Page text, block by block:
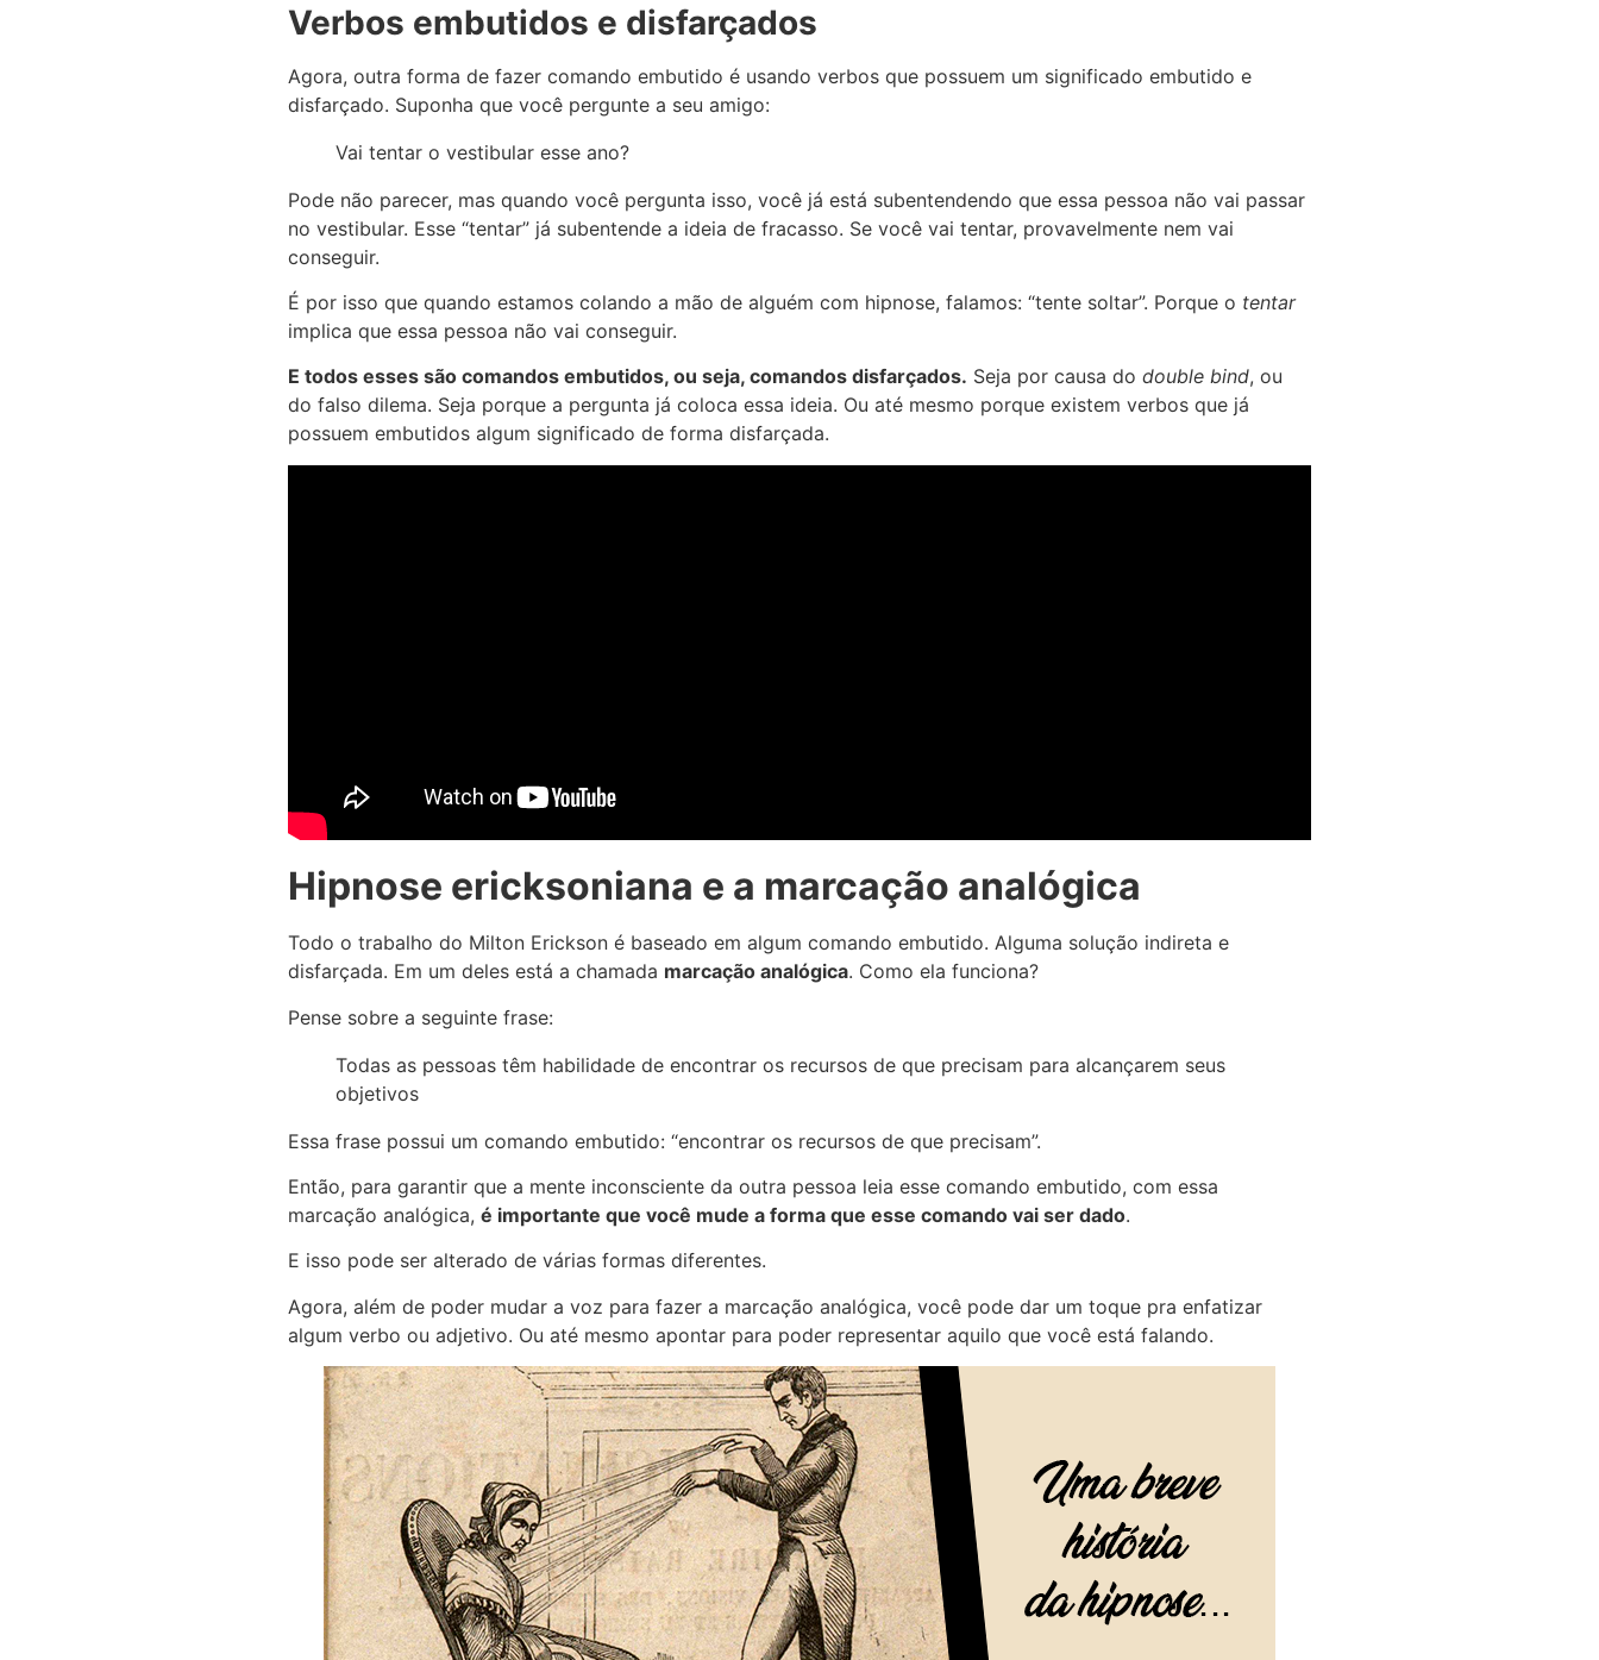
Verbos embutidos e disfarçados
Agora, outra forma de fazer comando embutido é usando verbos que possuem um significado embutido e
disfarçado. Suponha que você pergunte a seu amigo:
Vai tentar o vestibular esse ano?
Pode não parecer, mas quando você pergunta isso, você já está subentendendo que essa pessoa não vai passar
no vestibular. Esse “tentar” já subentende a ideia de fracasso. Se você vai tentar, provavelmente nem vai
conseguir.
É por isso que quando estamos colando a mão de alguém com hipnose, falamos: “tente soltar”. Porque o tentar
implica que essa pessoa não vai conseguir.
E todos esses são comandos embutidos, ou seja, comandos disfarçados. Seja por causa do double bind, ou
do falso dilema. Seja porque a pergunta já coloca essa ideia. Ou até mesmo porque existem verbos que já
possuem embutidos algum significado de forma disfarçada.
Hipnose ericksoniana e a marcação analógica
Todo o trabalho do Milton Erickson é baseado em algum comando embutido. Alguma solução indireta e
disfarçada. Em um deles está a chamada marcação analógica. Como ela funciona?
Pense sobre a seguinte frase:
Todas as pessoas têm habilidade de encontrar os recursos de que precisam para alcançarem seus
objetivos
Essa frase possui um comando embutido: “encontrar os recursos de que precisam”.
Então, para garantir que a mente inconsciente da outra pessoa leia esse comando embutido, com essa
marcação analógica, é importante que você mude a forma que esse comando vai ser dado.
E isso pode ser alterado de várias formas diferentes.
Agora, além de poder mudar a voz para fazer a marcação analógica, você pode dar um toque pra enfatizar
algum verbo ou adjetivo. Ou até mesmo apontar para poder representar aquilo que você está falando.